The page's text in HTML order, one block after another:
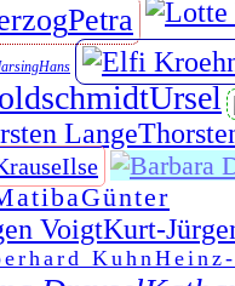
Petra
Hans
Ursel
Ilse
Günter
Kurt-